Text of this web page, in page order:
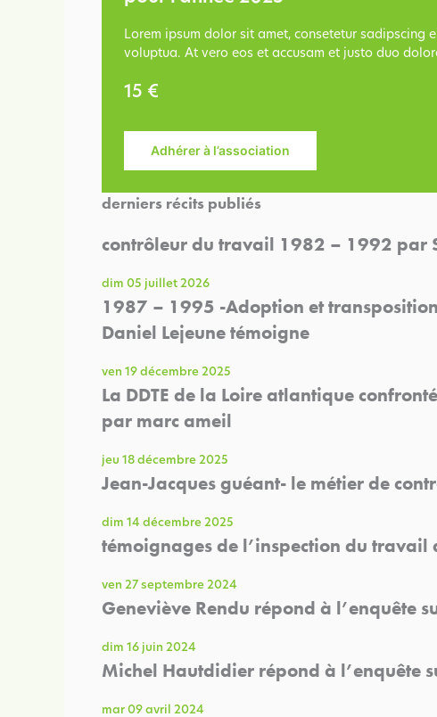
Lorem ipsum dolor sit amet, consetetur
voluptua. At vero eos et accusam et justo duo
15 €
Adhérer à l’association
derniers récits publiés
contrôleur du travail 1982 – 1992 par
dim 05 juillet 2026
1987 – 1995 -Adoption et
Daniel Lejeune témoigne
ven 19 décembre 2025
La DDTE de la Loire atlantique
par marc ameil
jeu 18 décembre 2025
Jean-Jacques guéant- le métier de
dim 14 décembre 2025
témoignages de l’inspection du
ven 27 septembre 2024
Geneviève Rendu répond à l’enquête
dim 16 juin 2024
Michel Hautdidier répond à l’enquête
mar 09 avril 2024